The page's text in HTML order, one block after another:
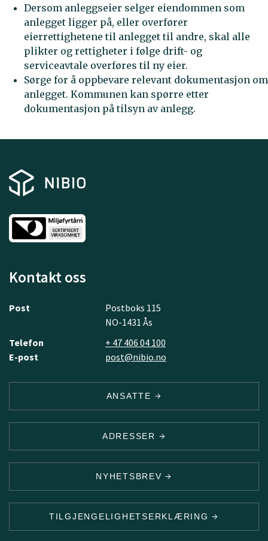
Dersom anleggseier selger eiendommen som
anlegget ligger på, eller overfører
eierrettighetene til anlegget til andre, skal alle
plikter og rettigheter i følge drift- og
serviceavtale overføres til ny eier.
Sørge for å oppbevare relevant dokumentasjon om
anlegget. Kommunen kan spørre etter
dokumentasjon på tilsyn av anlegg.
Kontakt oss
Post
Postboks 115
NO-1431 Ås
Telefon
+ 47 406 04 100
E-post
post@nibio.no
ANSATTE
ADRESSER
NYHETSBREV
TILGJENGELIGHETSERKLÆRING